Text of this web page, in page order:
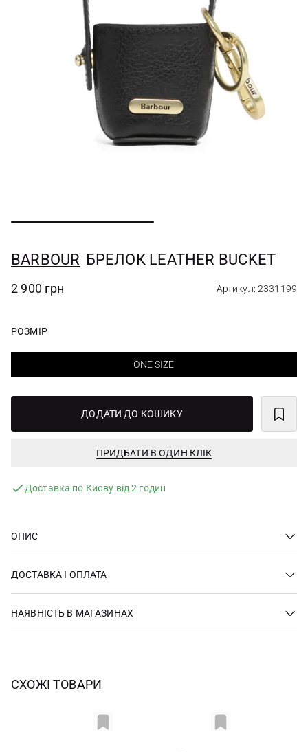
BARBOUR БРЕЛОК LEATHER BUCKET
2 900 грн Артикул: 2331199
РОЗМІР
ONE SIZE
ДОДАТИ ДО КОШИКУ
ПРИДБАТИ В ОДИН КЛІК
Доставка по Києву від 2 годин
ОПИС
ДОСТАВКА І ОПЛАТА
НАЯВНІСТЬ В МАГАЗИНАХ
СХОЖІ ТОВАРИ